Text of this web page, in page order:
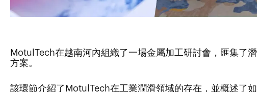
MotulTech在越南河內組織了一場金屬加工研討會，匯集了
方案。
該環節介紹了MotulTech在工業潤滑領域的存在，並概述了